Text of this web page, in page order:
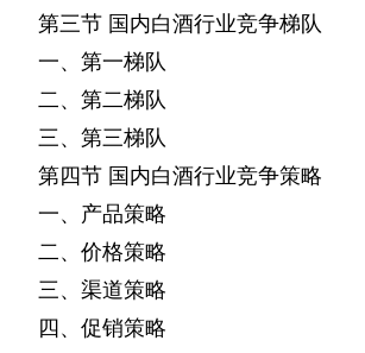
第三节 国内白酒行业竞争梯队
一、第一梯队
二、第二梯队
三、第三梯队
第四节 国内白酒行业竞争策略
一、产品策略
二、价格策略
三、渠道策略
四、促销策略